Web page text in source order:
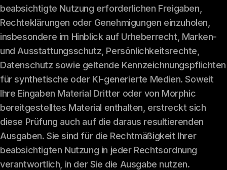
beabsichtigte Nutzung erforderlichen Freigaben,
Rechteklärungen oder Genehmigungen einzuholen,
insbesondere im Hinblick auf Urheberrecht, Marken-
und Ausstattungsschutz, Persönlichkeitsrechte,
Datenschutz sowie geltende Kennzeichnungspflichten
für synthetische oder KI-generierte Medien. Soweit
Ihre Eingaben Material Dritter oder von Morphic
bereitgestelltes Material enthalten, erstreckt sich
diese Prüfung auch auf die daraus resultierenden
Ausgaben. Sie sind für die Rechtmäßigkeit Ihrer
beabsichtigten Nutzung in jeder Rechtsordnung
verantwortlich, in der Sie die Ausgabe nutzen.